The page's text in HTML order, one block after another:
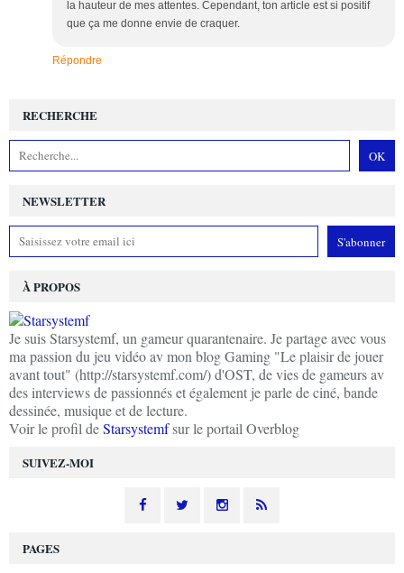
la hauteur de mes attentes. Cependant, ton article est si positif
que ça me donne envie de craquer.
Répondre
NEWSLETTER
SUIVEZ-MOI
RECHERCHE
À PROPOS
Je suis Starsystemf, un gameur quarantenaire. Je partage avec vous
ma passion du jeu vidéo av mon blog Gaming "Le plaisir de jouer
avant tout" (http://starsystemf.com/) d'OST, de vies de gameurs av
des interviews de passionnés et également je parle de ciné, bande
dessinée, musique et de lecture.
Voir le profil deStarsystemfsur le portail Overblog
PAGES